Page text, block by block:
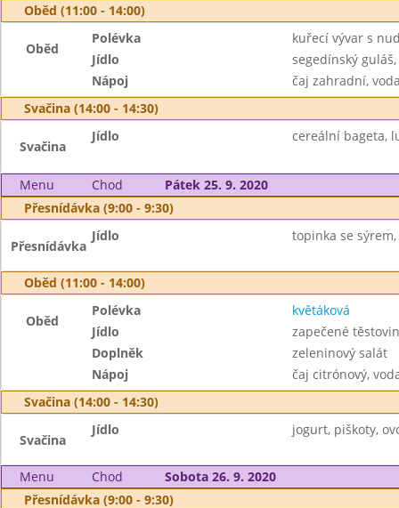
Oběd (11:00 - 14:00)
Oběd
Polévka
kuřecí vývar s
Jídlo
segedínský
Nápoj
čaj zahradní,
Svačina (14:00 - 14:30)
Svačina
Jídlo cereální bageta,
Menu Chod
Pátek 25. 9. 2020
Přesnídávka (9:00 - 9:30)
Přesnídávka
Jídlo topinka se
Oběd (11:00 - 14:00)
Oběd
Polévka
květáková
Jídlo
zapečené
Doplněk
zeleninový salát
Nápoj
čaj citrónový,
Svačina (14:00 - 14:30)
Svačina
Jídlo jogurt, piškoty,
Menu Chod
Sobota 26. 9. 2020
Přesnídávka (9:00 - 9:30)